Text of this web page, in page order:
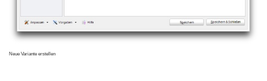
Neue Variante erstellen